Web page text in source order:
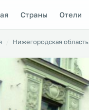
Страны Отели
Нижегородская область